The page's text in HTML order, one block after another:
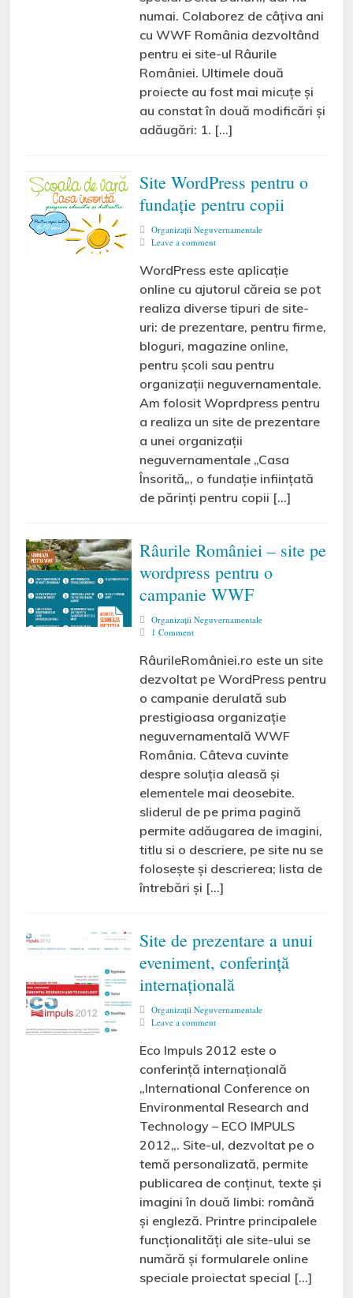
numai. Colaborez de câțiva ani
cu WWF România dezvoltând
pentru ei site-ul Râurile
României. Ultimele două
proiecte au fost mai micuțe și
au constat în două modificări și
adăugări: 1. […]
Site WordPress pentru o
fundație pentru copii
Organizaţii Neguvernamentale
Leave a comment
WordPress este aplicație
online cu ajutorul căreia se pot
realiza diverse tipuri de site-
uri: de prezentare, pentru firme,
bloguri, magazine online,
pentru școli sau pentru
organizații neguvernamentale.
Am folosit Woprdpress pentru
a realiza un site de prezentare
a unei organizații
neguvernamentale „Casa
Însorită„, o fundație inființată
de părinți pentru copii […]
Râurile României – site pe
wordpress pentru o
campanie WWF
Organizaţii Neguvernamentale
1 Comment
RâurileRomâniei.ro este un site
dezvoltat pe WordPress pentru
o campanie derulată sub
prestigioasa organizație
neguvernamentală WWF
România. Câteva cuvinte
despre soluția aleasă și
elementele mai deosebite.
sliderul de pe prima pagină
permite adăugarea de imagini,
titlu si o descriere, pe site nu se
folosește și descrierea; lista de
întrebări și […]
Site de prezentare a unui
eveniment, conferință
internațională
Organizaţii Neguvernamentale
Leave a comment
Eco Impuls 2012 este o
conferință internațională
„International Conference on
Environmental Research and
Technology – ECO IMPULS
2012„. Site-ul, dezvoltat pe o
temă personalizată, permite
publicarea de conținut, texte și
imagini în două limbi: română
și engleză. Printre principalele
funcționalități ale site-ului se
numără și formularele online
speciale proiectat special […]